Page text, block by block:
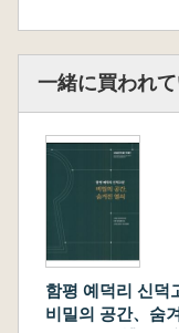
一緒に買われ
함평 예덕리 신덕
비밀의 공간、숨